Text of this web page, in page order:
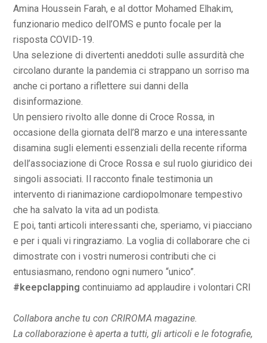
Amina Houssein Farah, e al dottor Mohamed Elhakim,
funzionario medico dell’OMS e punto focale per la
risposta COVID-19.
Una selezione di divertenti aneddoti sulle assurdità che
circolano durante la pandemia ci strappano un sorriso ma
anche ci portano a riflettere sui danni della
disinformazione.
Un pensiero rivolto alle donne di Croce Rossa, in
occasione della giornata dell’8 marzo e una interessante
disamina sugli elementi essenziali della recente riforma
dell’associazione di Croce Rossa e sul ruolo giuridico dei
singoli associati. Il racconto finale testimonia un
intervento di rianimazione cardiopolmonare tempestivo
che ha salvato la vita ad un podista.
E poi, tanti articoli interessanti che, speriamo, vi piacciano
e per i quali vi ringraziamo. La voglia di collaborare che ci
dimostrate con i vostri numerosi contributi che ci
entusiasmano, rendono ogni numero “unico”.
#keepclapping continuiamo ad applaudire i volontari CRI
Collabora anche tu con CRIROMA magazine.
La collaborazione è aperta a tutti, gli articoli e le fotografie,